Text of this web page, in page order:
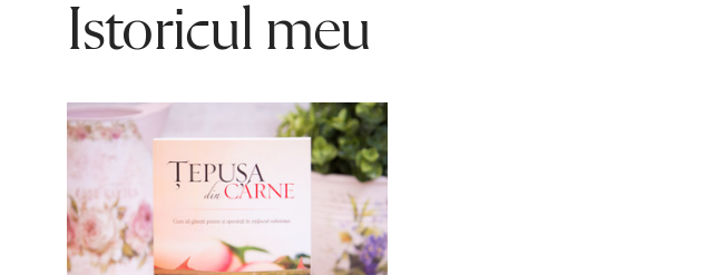
Istoricul meu